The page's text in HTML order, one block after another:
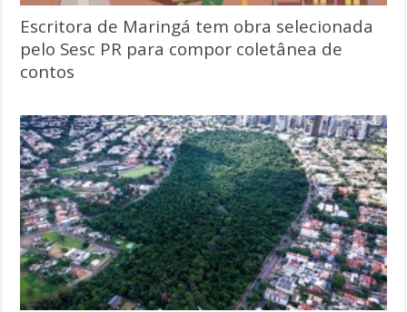
Escritora de Maringá tem obra selecionada
pelo Sesc PR para compor coletânea de
contos